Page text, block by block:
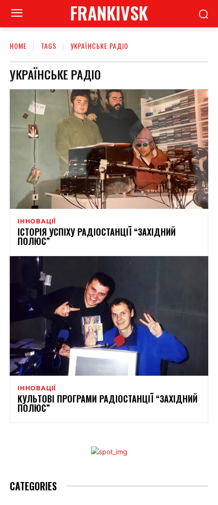
FRANKIVSK
HOME TAGS УКРАЇНСЬКЕ РАДІО
УКРАЇНСЬКЕ РАДІО
ІННОВАЦІЇ
ІСТОРІЯ УСПІХУ РАДІОСТАНЦІЇ “ЗАХІДНИЙ
ПОЛЮС”
ІННОВАЦІЇ
КУЛЬТОВІ ПРОГРАМИ РАДІОСТАНЦІЇ “ЗАХІДНИЙ
ПОЛЮС”
CATEGORIES